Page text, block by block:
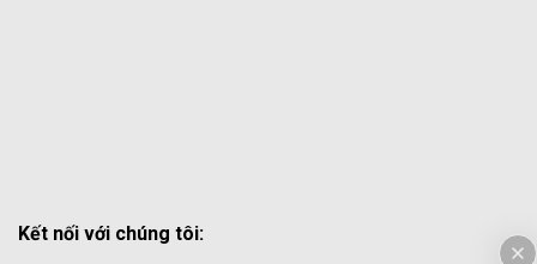
Kết nối với chúng tôi: